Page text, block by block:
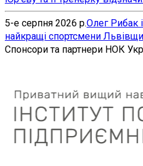
5-е серпня 2026 р.Олег Рибак
найкращі спортсмени
Спонсори та партнери НОК